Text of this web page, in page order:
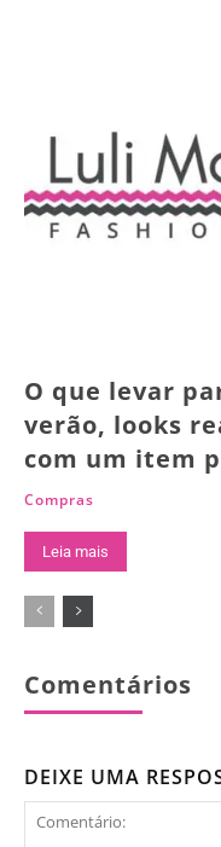
O que levar
verão, looks
com um item
Compras
Leia mais
Comentários
DEIXE UMA